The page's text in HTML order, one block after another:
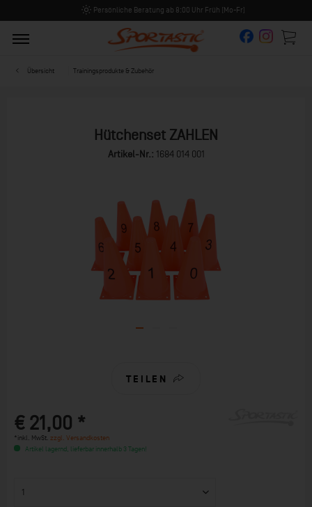
Persönliche Beratung ab 8:00 Uhr Früh (Mo-Fr)
Übersicht Trainingsprodukte & Zubehör
Hütchenset ZAHLEN
Artikel-Nr.: 1684 014 001
TEILEN
€ 21,00 *
*inkl. MwSt. zzgl. Versandkosten
Artikel lagernd, lieferbar innerhalb 3 Tagen!